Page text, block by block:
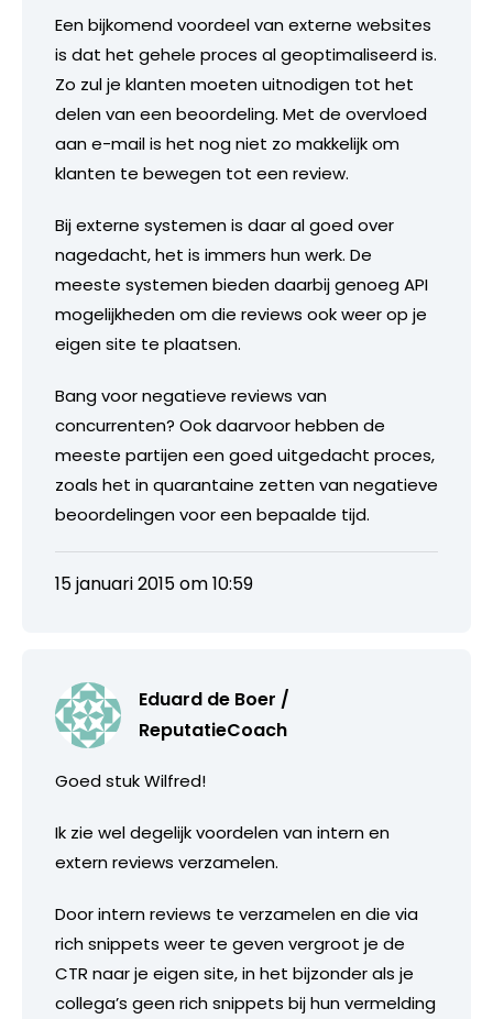
Een bijkomend voordeel van externe websites
is dat het gehele proces al geoptimaliseerd is.
Zo zul je klanten moeten uitnodigen tot het
delen van een beoordeling. Met de overvloed
aan e-mail is het nog niet zo makkelijk om
klanten te bewegen tot een review.
Bij externe systemen is daar al goed over
nagedacht, het is immers hun werk. De
meeste systemen bieden daarbij genoeg API
mogelijkheden om die reviews ook weer op je
eigen site te plaatsen.
Bang voor negatieve reviews van
concurrenten? Ook daarvoor hebben de
meeste partijen een goed uitgedacht proces,
zoals het in quarantaine zetten van negatieve
beoordelingen voor een bepaalde tijd.
15 januari 2015 om 10:59
Eduard de Boer /
ReputatieCoach
Goed stuk Wilfred!
Ik zie wel degelijk voordelen van intern en
extern reviews verzamelen.
Door intern reviews te verzamelen en die via
rich snippets weer te geven vergroot je de
CTR naar je eigen site, in het bijzonder als je
collega’s geen rich snippets bij hun vermelding